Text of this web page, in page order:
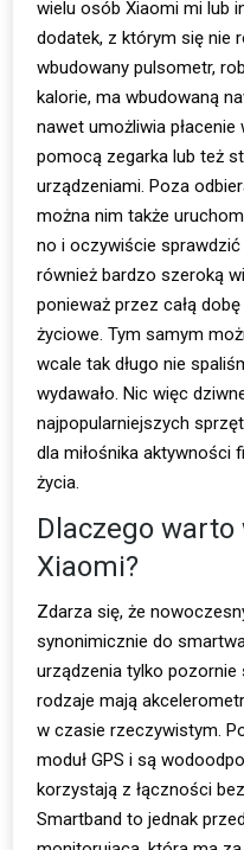
wielu osób Xiaomi mi lub
dodatek, z którym się nie
wbudowany pulsometr,
kalorie, ma wbudowaną
nawet umożliwia
pomocą zegarka lub też
urządzeniami. Poza
można nim także
no i oczywiście
również bardzo szeroką
ponieważ przez całą
życiowe. Tym samym
wcale tak długo nie
wydawało. Nic więc
najpopularniejszych
dla miłośnika aktywności
życia.
Dlaczego
Xiaomi?
Zdarza się, że
synonimicznie do
urządzenia tylko pozornie
rodzaje mają
w czasie rzeczywistym.
moduł GPS i są
korzystają z łączności
Smartband to jednak